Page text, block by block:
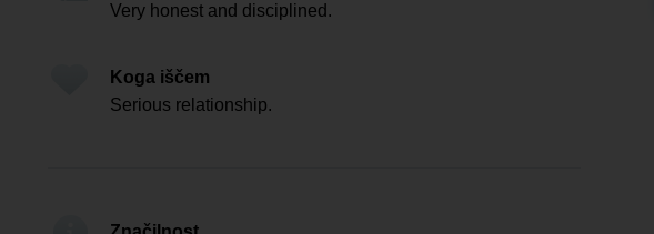
Very honest and disciplined.
Koga iščem
Serious relationship.